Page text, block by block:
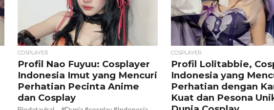
COSPLAYER
Profil Nao Fuyuu: Cosplayer
Indonesia Imut yang Mencuri
Perhatian Pecinta Anime
dan Cosplay
COSPLAYER
Profil Lolitabbie,
Indonesia yang
Perhatian dengan
Kuat dan Pesona